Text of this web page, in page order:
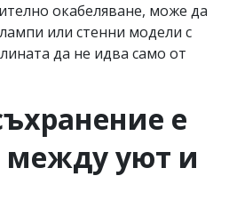
окабеляване, може да
или стенни модели с
да не идва само от
е
между уют и